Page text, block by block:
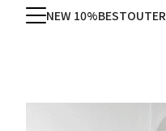
NEW 10%BESTOUTER